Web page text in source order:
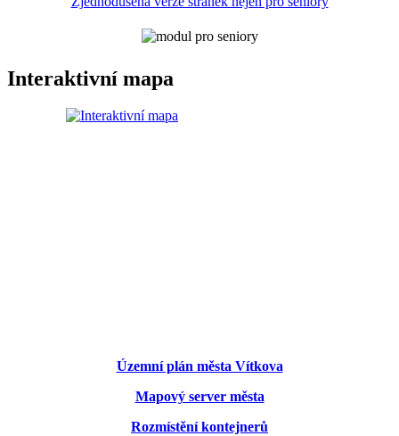
Interaktivní mapa
Územní plán města Vítkova
Mapový server města
Rozmístění kontejnerů